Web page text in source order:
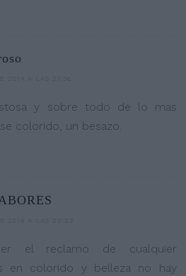
y sobre todo de lo mas
colorido, un besazo.
el reclamo de cualquier
en colorido y belleza no hay